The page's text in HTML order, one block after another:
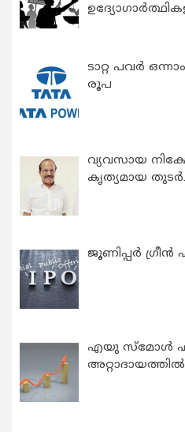
ടാറ്റ പവർ
രൂപ
വ്യവസായ
കൃത്യമായ
ജൂണിപ്പർ
എയു സ്‌മോൾ